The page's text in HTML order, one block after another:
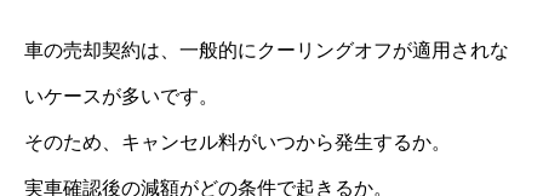
車の売却契約は、一般的にクーリングオフが適用されな
いケースが多いです。
そのため、キャンセル料がいつから発生するか。
実車確認後の減額がどの条件で起きるか。